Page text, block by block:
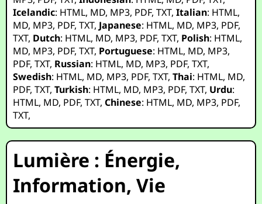
Icelandic: HTML, MD, MP3, PDF,TXT,Italian: HTML,
MD, MP3, PDF,TXT, Japanese: HTML, MD, MP3, PDF,
TXT, Dutch: HTML, MD, MP3, PDF,TXT, Polish: HTML,
MD, MP3, PDF,TXT, Portuguese: HTML, MD, MP3,
PDF,TXT, Russian: HTML, MD, MP3, PDF,TXT,
Swedish: HTML, MD, MP3, PDF,TXT,Thai: HTML, MD,
PDF,TXT,Turkish: HTML, MD, MP3, PDF,TXT, Urdu:
HTML, MD, PDF,TXT,Chinese: HTML, MD, MP3, PDF,
TXT,
Lumière : Énergie,
Information, Vie